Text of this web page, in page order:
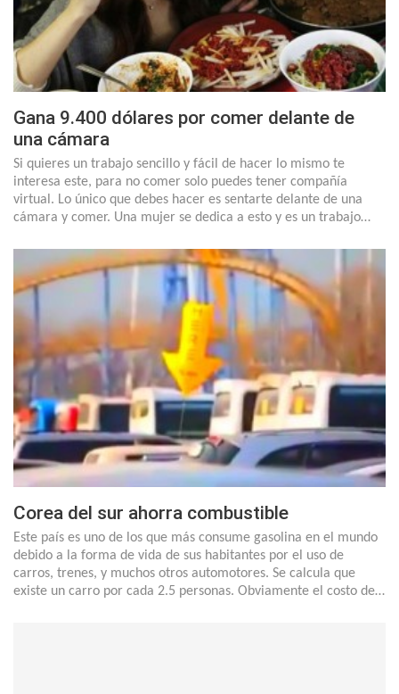
Gana 9.400 dólares por comer delante de
una cámara
Si quieres un trabajo sencillo y fácil de hacer lo mismo te
interesa este, para no comer solo puedes tener compañía
virtual. Lo único que debes hacer es sentarte delante de una
cámara y comer. Una mujer se dedica a esto y es un trabajo…
Corea del sur ahorra combustible
Este país es uno de los que más consume gasolina en el mundo
debido a la forma de vida de sus habitantes por el uso de
carros, trenes, y muchos otros automotores. Se calcula que
existe un carro por cada 2.5 personas. Obviamente el costo de…